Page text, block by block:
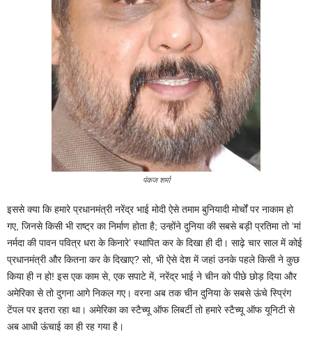
पंकज शर्मा
इससे क्या कि हमारे प्रधानमंत्री नरेंद्र भाई मोदी ऐसे तमाम बुनियादी मोर्चों पर नाकाम हो
गए, जिनसे किसी भी राष्ट्र का निर्माण होता है; उन्होंने दुनिया की सबसे बड़ी प्रतिमा तो ‘मां
नर्मदा की पावन पवित्र धरा के किनारे’ स्थापित कर के दिखा ही दी। साढ़े चार साल में कोई
प्रधानमंत्री और कितना कर के दिखाए? सो, भी ऐसे देश में जहां उनके पहले किसी ने कुछ
किया ही न हो! इस एक काम से, एक सपाटे में, नरेंद्र भाई ने चीन को पीछे छोड़ दिया और
अमेरिका से तो दुगना आगे निकल गए। वरना अब तक चीन दुनिया के सबसे ऊंचे स्प्रिंग
टेंपल पर इतरा रहा था। अमेरिका का स्टैच्यू ऑफ लिबर्टी तो हमारे स्टैच्यू ऑफ यूनिटी से
अब आधी ऊंचाई का ही रह गया है।